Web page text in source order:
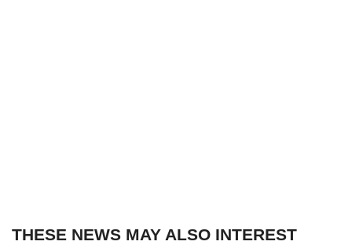
THESE NEWS MAY ALSO INTEREST